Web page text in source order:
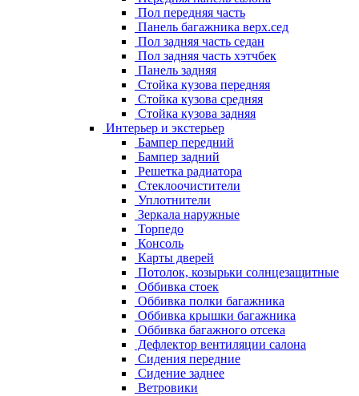
Пол передняя часть
Панель багажника верх.сед
Пол задняя часть седан
Пол задняя часть хэтчбек
Панель задняя
Стойка кузова передняя
Стойка кузова средняя
Стойка кузова задняя
Интерьер и экстерьер
Бампер передний
Бампер задний
Решетка радиатора
Стеклоочистители
Уплотнители
Зеркала наружные
Торпедо
Консоль
Карты дверей
Потолок, козырьки солнцезащитные
Оббивка стоек
Оббивка полки багажника
Оббивка крышки багажника
Оббивка багажного отсека
Дефлектор вентиляции салона
Сидения передние
Сидение заднее
Ветровики